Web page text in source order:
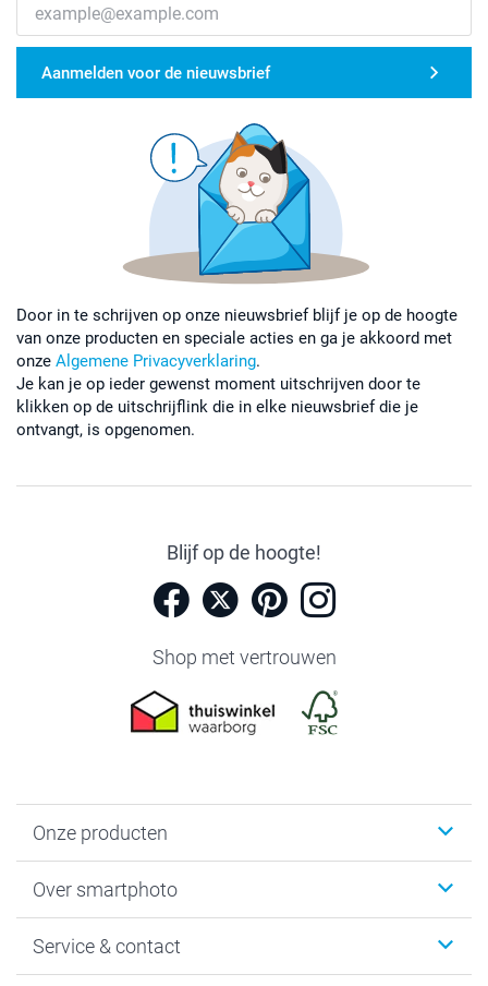
Aanmelden voor de nieuwsbrief
Door in te schrijven op onze nieuwsbrief blijf je op de hoogte
van onze producten en speciale acties en ga je akkoord met
onze Algemene Privacyverklaring.
Je kan je op ieder gewenst moment uitschrijven door te
klikken op de uitschrijflink die in elke nieuwsbrief die je
ontvangt, is opgenomen.
Blijf op de hoogte!
Shop met vertrouwen
Onze producten
Fotoboeken
Fotocadeaus
Over smartphoto
Vacatures
Service & contact